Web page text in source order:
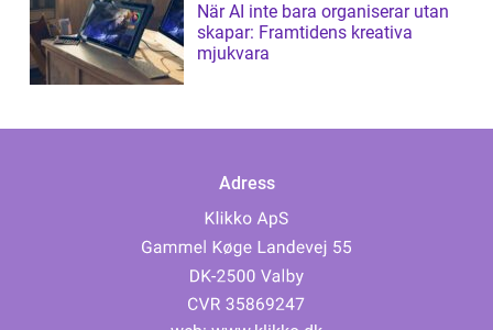
När AI inte bara organiserar utan
skapar: Framtidens kreativa
mjukvara
Adress